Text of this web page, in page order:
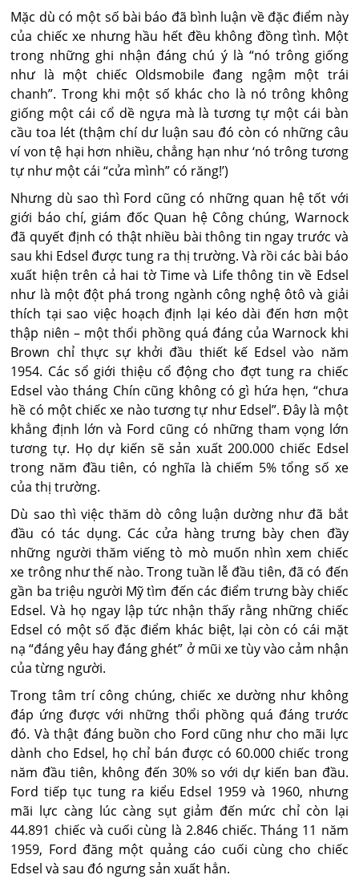
Mặc dù có một số bài báo đã bình luận về đặc điểm này
của chiếc xe nhưng hầu hết đều không đồng tình. Một
trong những ghi nhận đáng chú ý là “nó trông giống
như là một chiếc Oldsmobile đang ngậm một trái
chanh”. Trong khi một số khác cho là nó trông không
giống một cái cổ dề ngựa mà là tương tự một cái bàn
cầu toa lét (thậm chí dư luận sau đó còn có những câu
ví von tệ hại hơn nhiều, chẳng hạn như ‘nó trông tương
tự như một cái “cửa mình” có răng!’)
Nhưng dù sao thì Ford cũng có những quan hệ tốt với
giới báo chí, giám đốc Quan hệ Công chúng, Warnock
đã quyết định có thật nhiều bài thông tin ngay trước và
sau khi Edsel được tung ra thị trường. Và rồi các bài báo
xuất hiện trên cả hai tờ Time và Life thông tin về Edsel
như là một đột phá trong ngành công nghệ ôtô và giải
thích tại sao việc hoạch định lại kéo dài đến hơn một
thập niên – một thổi phồng quá đáng của Warnock khi
Brown chỉ thực sự khởi đầu thiết kế Edsel vào năm
1954. Các sổ giới thiệu cổ động cho đợt tung ra chiếc
Edsel vào tháng Chín cũng không có gì hứa hẹn, “chưa
hề có một chiếc xe nào tương tự như Edsel”. Đây là một
khẳng định lớn và Ford cũng có những tham vọng lớn
tương tự. Họ dự kiến sẽ sản xuất 200.000 chiếc Edsel
trong năm đầu tiên, có nghĩa là chiếm 5% tổng số xe
của thị trường.
Dù sao thì việc thăm dò công luận dường như đã bắt
đầu có tác dụng. Các cửa hàng trưng bày chen đầy
những người thăm viếng tò mò muốn nhìn xem chiếc
xe trông như thế nào. Trong tuần lễ đầu tiên, đã có đến
gần ba triệu người Mỹ tìm đến các điểm trưng bày chiếc
Edsel. Và họ ngay lập tức nhận thấy rằng những chiếc
Edsel có một số đặc điểm khác biệt, lại còn có cái mặt
nạ “đáng yêu hay đáng ghét” ở mũi xe tùy vào cảm nhận
của từng người.
Trong tâm trí công chúng, chiếc xe dường như không
đáp ứng được với những thổi phồng quá đáng trước
đó. Và thật đáng buồn cho Ford cũng như cho mãi lực
dành cho Edsel, họ chỉ bán được có 60.000 chiếc trong
năm đầu tiên, không đến 30% so với dự kiến ban đầu.
Ford tiếp tục tung ra kiểu Edsel 1959 và 1960, nhưng
mãi lực càng lúc càng sụt giảm đến mức chỉ còn lại
44.891 chiếc và cuối cùng là 2.846 chiếc. Tháng 11 năm
1959, Ford đăng một quảng cáo cuối cùng cho chiếc
Edsel và sau đó ngưng sản xuất hẳn.